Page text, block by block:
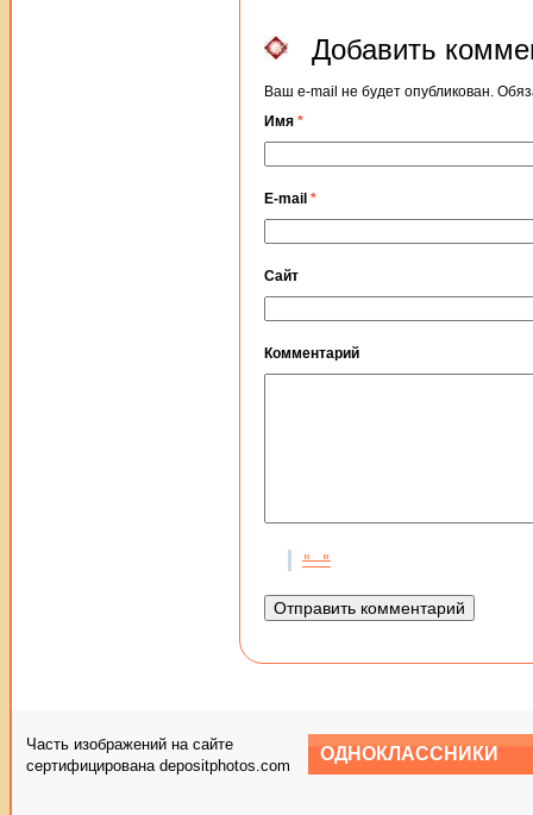
Добавить
Ваш e-mail не будет опубликован.
Имя *
E-mail *
Сайт
Комментарий
Часть изображений на сайте
сертифицирована depositphotos.com
ОДНОКЛАССНИКИ